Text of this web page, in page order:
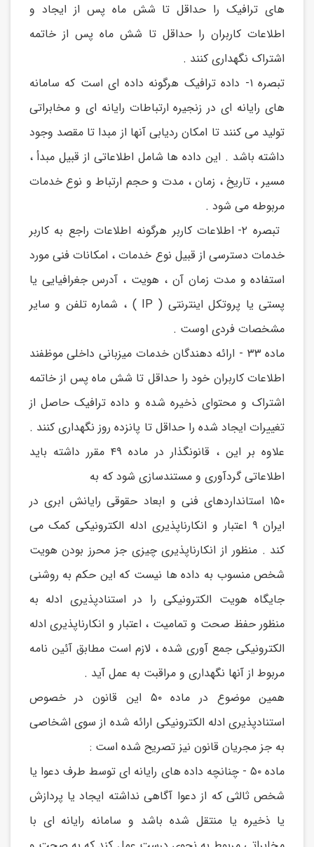
های ترافیک را حداقل تا شش ماه پس از ایجاد و
اطلاعات کاربران را حداقل تا شش ماه پس از خاتمه
اشتراک نگهداری کنند .
تبصره ۱- داده ترافیک هرگونه داده ای است که سامانه
های رایانه ای در زنجیره ارتباطات رایانه ای و مخابراتی
تولید می کنند تا امکان ردیابی آنها از مبدا تا مقصد وجود
داشته باشد . این داده ها شامل اطلاعاتی از قبیل مبدأ ،
مسیر ، تاریخ ، زمان ، مدت و حجم ارتباط و نوع خدمات
مربوطه می شود .
تبصره ۲- اطلاعات کاربر هرگونه اطلاعات راجع به کاربر
خدمات دسترسی از قبیل نوع خدمات ، امکانات فنی مورد
استفاده و مدت زمان آن ، هویت ، آدرس جغرافیایی یا
پستی یا پروتکل اینترنتی ( IP ) ، شماره تلفن و سایر
مشخصات فردی اوست .
ماده ۳۳ - ارائه دهندگان خدمات میزبانی داخلی موظفند
اطلاعات کاربران خود را حداقل تا شش ماه پس از خاتمه
اشتراک و محتوای ذخیره شده و داده ترافیک حاصل از
تغییرات ایجاد شده را حداقل تا پانزده روز نگهداری کنند .
علاوه بر این ، قانونگذار در ماده ۴۹ مقرر داشته باید
اطلاعاتی گردآوری و مستندسازی شود که به
۱۵۰ استانداردهای فنی و ابعاد حقوقی رایانش ابری در
ایران ۹ اعتبار و انکارناپذیری ادله الکترونیکی کمک می
کند . منظور از انکارناپذیری چیزی جز محرز بودن هویت
شخص منسوب به داده ها نیست که این حکم به روشنی
جایگاه هویت الکترونیکی را در استنادپذیری ادله به
منظور حفظ صحت و تمامیت ، اعتبار و انکارناپذیری ادله
الکترونیکی جمع آوری شده ، لازم است مطابق آئین نامه
مربوط از آنها نگهداری و مراقبت به عمل آید .
همین موضوع در ماده ۵۰ این قانون در خصوص
استنادپذیری ادله الکترونیکی ارائه شده از سوی اشخاصی
به جز مجریان قانون نیز تصریح شده است :
ماده ۵۰ - چنانچه داده های رایانه ای توسط طرف دعوا یا
شخص ثالثی که از دعوا آگاهی نداشته ایجاد یا پردازش
یا ذخیره یا منتقل شده باشد و سامانه رایانه ای با